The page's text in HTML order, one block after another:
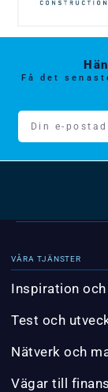
Få det
VÅRA TJÄNSTER
Inspiration
Test och
Nätverk och
Vägar till